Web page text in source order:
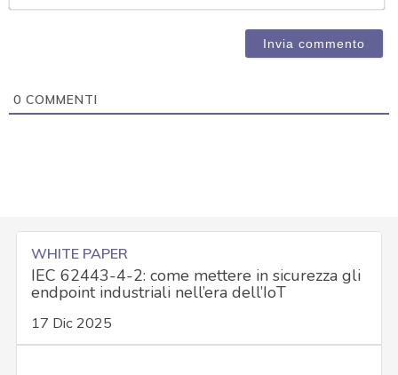
0 COMMENTI
WHITE PAPER
IEC 62443-4-2: come mettere in sicurezza gli
endpoint industriali nell’era dell’IoT
17 Dic 2025